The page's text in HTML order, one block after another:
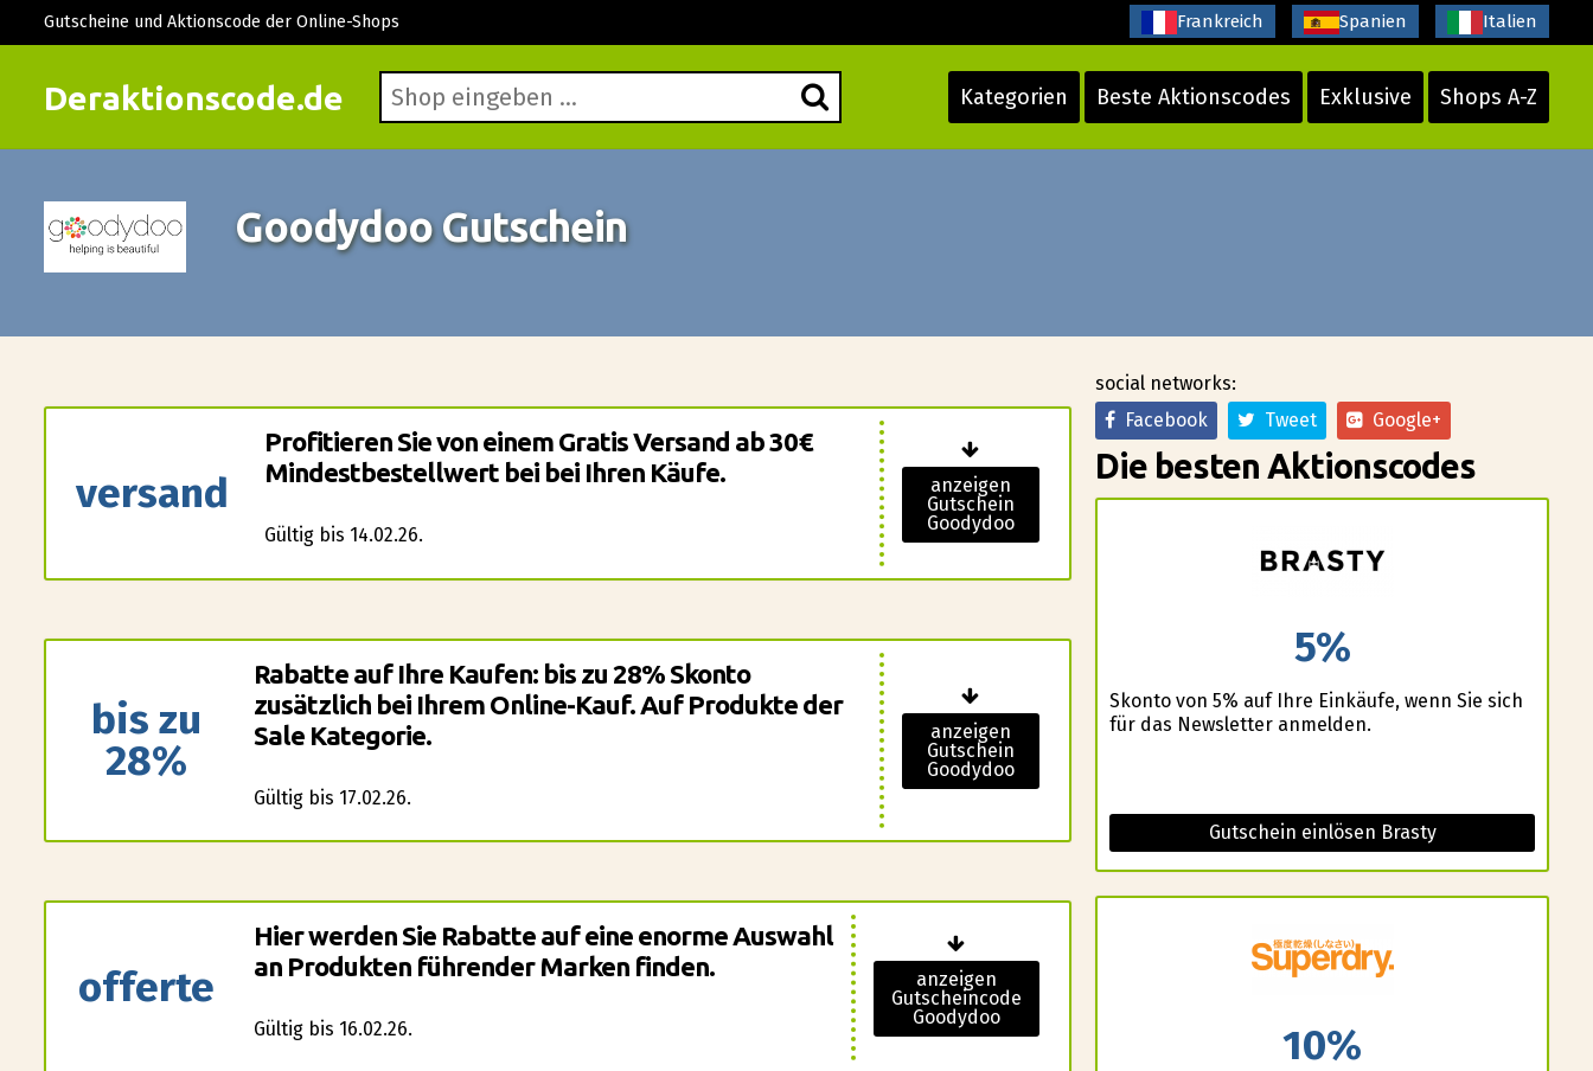
Deraktionscode.de Kategorien Beste Aktionscodes Exklusive Shops A-Z
Gutscheine und Aktionscode der Online-Shops Frankreich Spanien Italien
Goodydoo Gutschein
versand
Profitieren Sie von einem Gratis Versand ab 30€
Mindestbestellwert bei bei Ihren Käufe.
Gültig bis 14.02.26.
anzeigen
Gutschein
Goodydoo
bis zu
28%
Rabatte auf Ihre Kaufen: bis zu 28% Skonto
zusätzlich bei Ihrem Online-Kauf. Auf Produkte der
Sale Kategorie.
Gültig bis 17.02.26.
anzeigen
Gutschein
Goodydoo
offerte
Hier werden Sie Rabatte auf eine enorme Auswahl
an Produkten führender Marken finden.
Gültig bis 16.02.26.
anzeigen
Gutscheincode
Goodydoo
social networks:
Facebook
Tweet Google+
Die besten Aktionscodes
5%
Skonto von 5% auf Ihre Einkäufe, wenn Sie sich
für das Newsletter anmelden.
Gutschein einlösen Brasty
10%